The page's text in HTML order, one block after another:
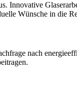
Innovative
Wünsche in die
nach